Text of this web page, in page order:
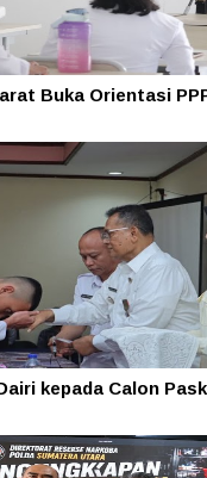
Buka Orientasi
kepada Calon